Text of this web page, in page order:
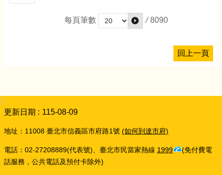
每頁筆數 / 8090
回上一頁
:::
更新日期
115-08-09
地址：11008 臺北市信義區市府路1號 (如何到達市府)
電話：02-27208889(代表號)、臺北市民當家熱線 1999
(免付費電
話服務，公共電話及預付卡除外)